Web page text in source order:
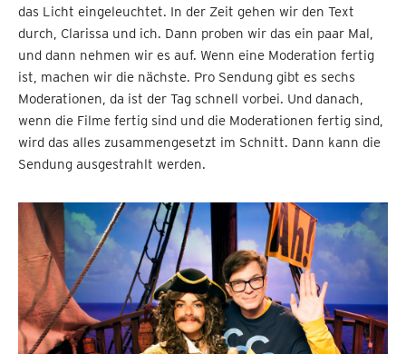
das Licht eingeleuchtet. In der Zeit gehen wir den Text
durch, Clarissa und ich. Dann proben wir das ein paar Mal,
und dann nehmen wir es auf. Wenn eine Moderation fertig
ist, machen wir die nächste. Pro Sendung gibt es sechs
Moderationen, da ist der Tag schnell vorbei. Und danach,
wenn die Filme fertig sind und die Moderationen fertig sind,
wird das alles zusammengesetzt im Schnitt. Dann kann die
Sendung ausgestrahlt werden.